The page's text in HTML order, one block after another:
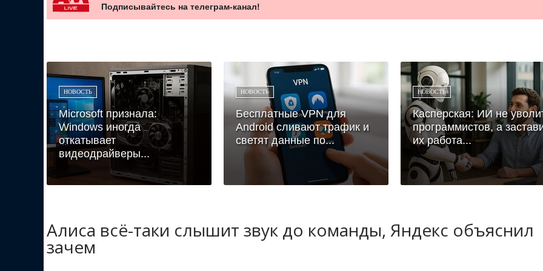
Подписывайтесь на телеграм-канал!
НОВОСТЬ
Microsoft признала:
Windows иногда
откатывает
видеодрайверы...
НОВОСТЬ
Бесплатные VPN для
Android сливают трафик и
светят данные по...
НОВОСТЬ
Касперская: ИИ не
программистов, а
их работа...
Алиса всё-таки слышит звук до команды, Яндекс объяснил
зачем